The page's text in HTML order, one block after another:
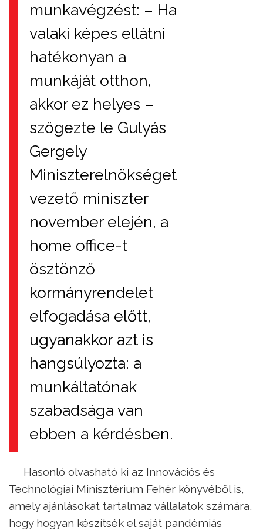
munkavégzést: – Ha
valaki képes ellátni
hatékonyan a
munkáját otthon,
akkor ez helyes –
szögezte le Gulyás
Gergely
Miniszterelnökséget
vezető miniszter
november elején, a
home office-t
ösztönző
kormányrendelet
elfogadása előtt,
ugyanakkor azt is
hangsúlyozta: a
munkáltatónak
szabadsága van
ebben a kérdésben.
Hasonló olvasható ki az Innovációs és
Technológiai Minisztérium Fehér könyvéből is,
amely ajánlásokat tartalmaz vállalatok számára,
hogy hogyan készítsék el saját pandémiás